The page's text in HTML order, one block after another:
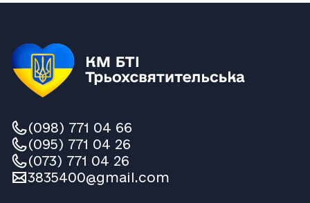
(098) 771 04 66
(095) 771 04 26
(073) 771 04 26
3835400@gmail.com